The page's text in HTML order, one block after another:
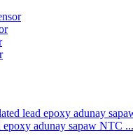
adunay sapaw NTC ...